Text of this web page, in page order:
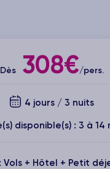
Dès308€/pers.
4 jours / 3 nuits
disponible(s) : 3 à 14
Vols + Hôtel + Petit